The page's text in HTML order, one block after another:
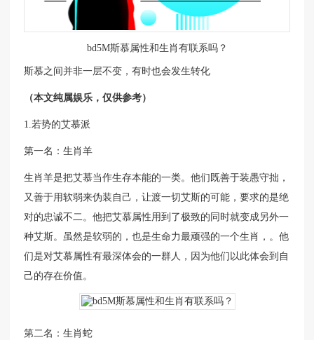
bd5M斯慕属性和生肖有联系吗？
斯慕之间并非一层不变，有时也会发生转化
（本文纯属娱乐，仅供参考）
1.若势的艾慕派
第一名：生肖羊
生肖羊是把艾慕当作生存本能的一类。他们既善于装愚守拙，
又善于用软弱来伪装自己，让渡一切艾斯的可能，要求的是绝
对的忠诚不二。他把艾慕属性用到了极致的同时就变成另外一
种艾斯。虽然是软弱的，也是生命力最顽强的一个生肖，。他
们是对艾慕属性有最深体会的一群人，因为他们以此体会到自
己的存在价值。
第二名：生肖蛇